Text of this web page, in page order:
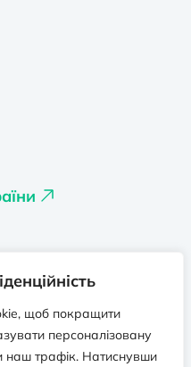
щоб покращити
персоналізовану
наш трафік. Натиснувши